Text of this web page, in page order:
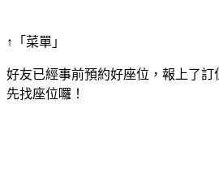
↑「菜單」
好友已經事前預約好座位，報上了
先找座位囉！